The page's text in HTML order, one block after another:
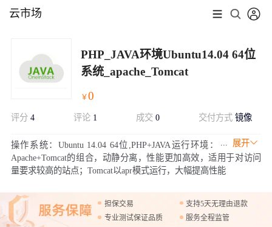
云市场
PHP_JAVA环境Ubuntu14.04 64位
系统_apache_Tomcat
￥0
评分 4 评论 1 成交 0 交付方式镜像
展开
操作系统：Ubuntu 14.04 64位,PHP+JAVA运行环境：
Apache+Tomcat的组合，动静分离，性能更加高效，适用于对访问
量要求较高的站点；Tomcat以apr模式运行，大幅提高性能
担保交易
支持5天无理由退款
专业测试保证品质
服务全程监管